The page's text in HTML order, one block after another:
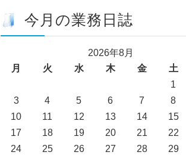
今月の業務日誌
2026年8月
月
火 水 木 金 土
1
3
4 5 6 7 8
10
11 12 13 14 15
17
18 19 20 21 22
24
25 26 27 28 29